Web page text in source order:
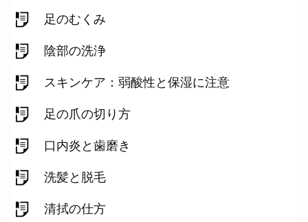
足のむくみ
陰部の洗浄
スキンケア：弱酸性と保湿に注意
足の爪の切り方
口内炎と歯磨き
洗髪と脱毛
清拭の仕方